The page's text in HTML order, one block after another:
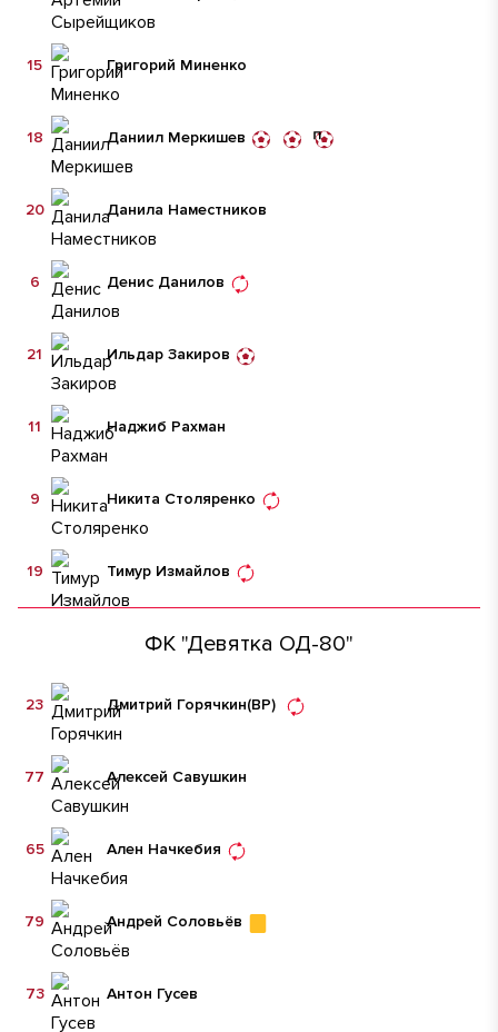
Григорий Миненко
15
Даниил Меркишев
18
Данила Наместников
20
Денис Данилов
6
Ильдар Закиров
21
Наджиб Рахман
11
Никита Столяренко
9
Тимур Измайлов
19
ФК "Девятка ОД-80"
Дмитрий Горячкин(ВР)
23
Алексей Савушкин
77
Ален Начкебия
65
Андрей Соловьёв
79
Антон Гусев
73